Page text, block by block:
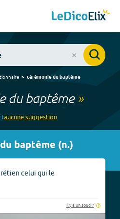
cérémonie du baptême
du baptême»
aucunesuggestion
baptême (n.)
celui qui le
Il y a un souci ?